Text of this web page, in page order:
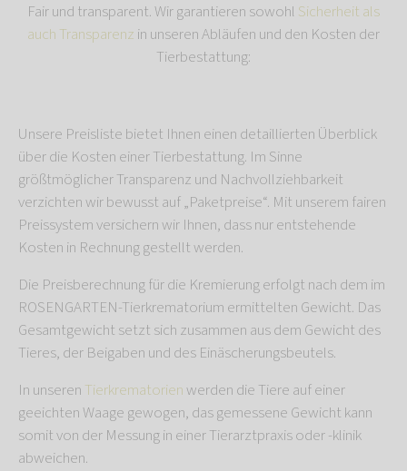
Fair und transparent. Wir garantieren sowohl Sicherheit als
auch Transparenz in unseren Abläufen und den Kosten der
Tierbestattung:
Unsere Preisliste bietet Ihnen einen detaillierten Überblick
über die Kosten einer Tierbestattung. Im Sinne
größtmöglicher Transparenz und Nachvollziehbarkeit
verzichten wir bewusst auf „Paketpreise“. Mit unserem fairen
Preissystem versichern wir Ihnen, dass nur entstehende
Kosten in Rechnung gestellt werden.
Die Preisberechnung für die Kremierung erfolgt nach dem im
ROSENGARTEN-Tierkrematorium ermittelten Gewicht. Das
Gesamtgewicht setzt sich zusammen aus dem Gewicht des
Tieres, der Beigaben und des Einäscherungsbeutels.
In unseren Tierkrematorienwerden die Tiere auf einer
geeichten Waage gewogen, das gemessene Gewicht kann
somit von der Messung in einer Tierarztpraxis oder -klinik
abweichen.